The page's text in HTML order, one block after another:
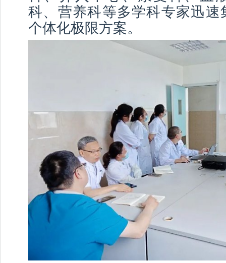
科、营养科等多学科专家迅
个体化极限方案。